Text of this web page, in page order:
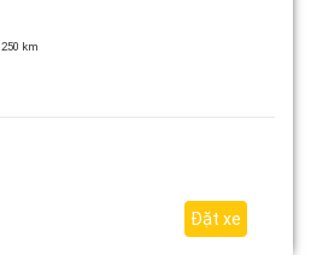
250 km
Đặt xe